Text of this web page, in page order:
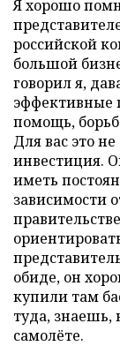
Я хорошо
российской
большой
говорил я,
эффективные
помощь,
Для вас это
инвестиция.
иметь
зависимости
обиде, он
купили там
туда, знаешь,
самолёте.